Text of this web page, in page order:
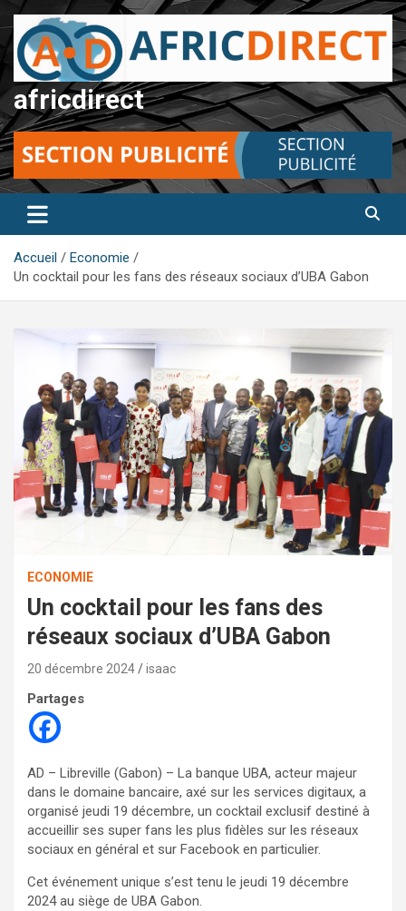
Aller
au
contenu
africdirect
Accueil
Economie
Un cocktail pour les fans des réseaux sociaux d’UBA Gabon
ECONOMIE
Un cocktail pour les fans des
réseaux sociaux d’UBA Gabon
20 décembre 2024 isaac
Partages
AD – Libreville (Gabon) – La banque UBA, acteur majeur
dans le domaine bancaire, axé sur les services digitaux, a
organisé jeudi 19 décembre, un cocktail exclusif destiné à
accueillir ses super fans les plus fidèles sur les réseaux
sociaux en général et sur Facebook en particulier.
Cet événement unique s’est tenu le jeudi 19 décembre
2024 au siège de UBA Gabon.